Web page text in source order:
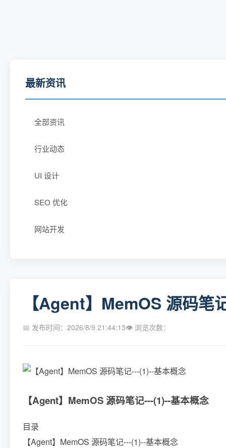
最新资讯
全部资讯
行业动态
UI 设计
SEO 优化
网站开发
【Agent】MemOS 源码笔
📅 发布时间：2026/8/9 21:44:13👁 浏览次数：
【Agent】MemOS 源码笔记---(1)--基本概念
目录
【Agent】MemOS 源码笔记---(1)--基本概念